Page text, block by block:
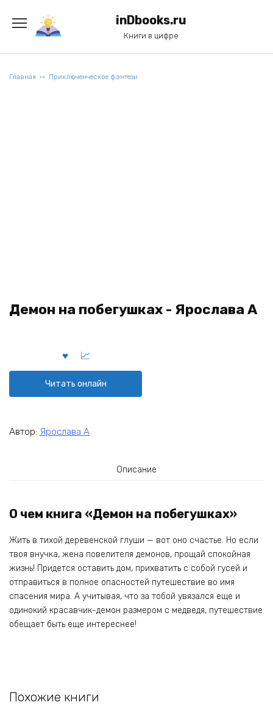
содержанию
inDbooks.ru
Книги в цифре
Главная Приключенческое фэнтези
Демон на побегушках - Ярослава А
Читать онлайн
Автор: Ярослава А
Описание
О чем книга «Демон на побегушках»
Жить в тихой деревенской глуши — вот оно счастье. Но если
твоя внучка, жена повелителя демонов, прощай спокойная
жизнь! Придется оставить дом, прихватить с собой гусей и
отправиться в полное опасностей путешествие во имя
спасения мира. А учитывая, что за тобой увязался еще и
одинокий красавчик-демон размером с медведя, путешествие
обещает быть еще интереснее!
Похожие книги